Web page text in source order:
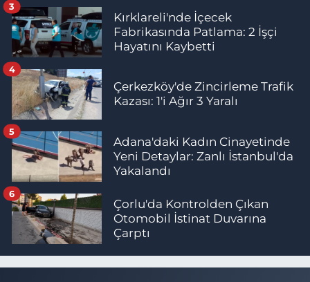
Kırklareli'nde İçecek
Fabrikasında Patlama: 2 İşçi
Hayatını Kaybetti
3
Çerkezköy'de Zincirleme Trafik
Kazası: 1'i Ağır 3 Yaralı
4
Adana'daki Kadın Cinayetinde
Yeni Detaylar: Zanlı İstanbul'da
Yakalandı
5
Çorlu'da Kontrolden Çıkan
Otomobil İstinat Duvarına
Çarptı
6